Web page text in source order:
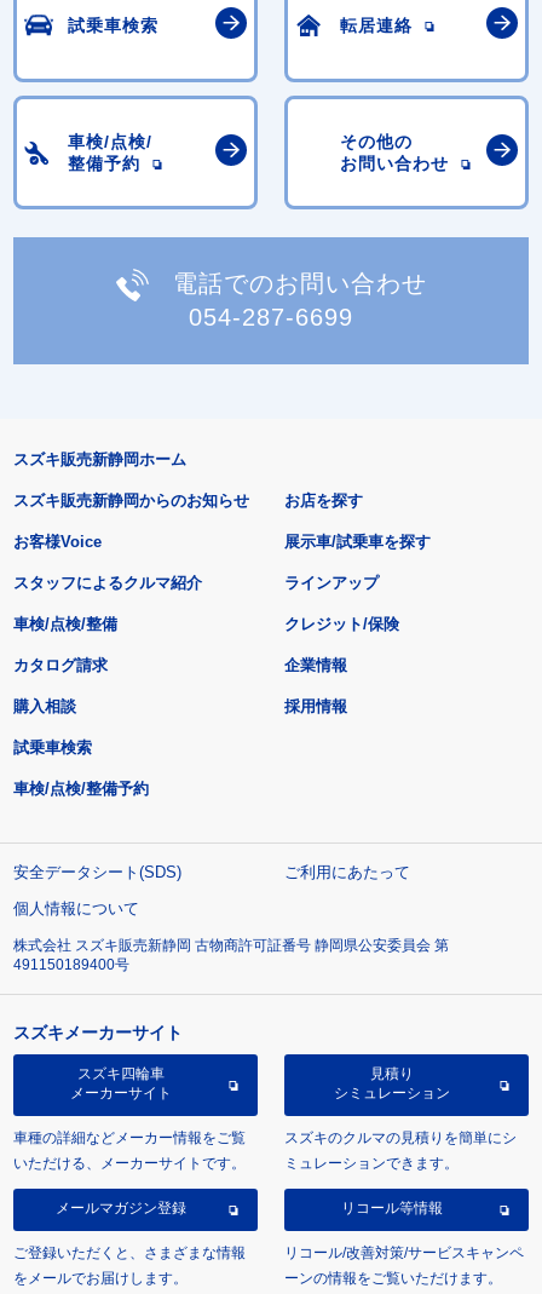
試乗車検索 転居連絡
車検/点検/
整備予約
その他の
お問い合わせ
電話でのお問い合わせ
054-287-6699
スズキ販売新静岡ホーム
スズキ販売新静岡からのお知らせ
お客様Voice
スタッフによるクルマ紹介
お店を探す
展示車/試乗車を探す
ラインアップ
車検/点検/整備 クレジット/保険
カタログ請求
購入相談
試乗車検索
車検/点検/整備予約
企業情報
採用情報
安全データシート(SDS)
ご利用にあたって
個人情報について
株式会社 スズキ販売新静岡 古物商許可証番号 静岡県公安委員会 第
491150189400号
スズキメーカーサイト
スズキ四輪車
メーカーサイト
車種の詳細などメーカー情報をご覧
いただける、メーカーサイトです。
見積り
シミュレーション
スズキのクルマの見積りを簡単にシ
ミュレーションできます。
メールマガジン登録
ご登録いただくと、さまざまな情報
をメールでお届けします。
リコール等情報
リコール/改善対策/サービスキャンペ
ーンの情報をご覧いただけます。